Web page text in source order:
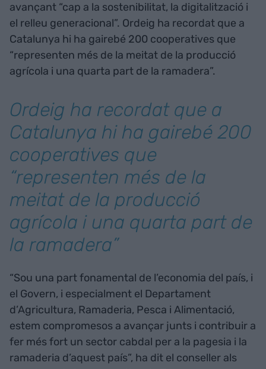
avançant “cap a la sostenibilitat, la digitalització i
el relleu generacional”. Ordeig ha recordat que a
Catalunya hi ha gairebé 200 cooperatives que
“representen més de la meitat de la producció
agrícola i una quarta part de la ramadera”.
Ordeig ha recordat que a
Catalunya hi ha gairebé 200
cooperatives que
“representen més de la
meitat de la producció
agrícola i una quarta part de
la ramadera”
“Sou una part fonamental de l’economia del país, i
el Govern, i especialment el Departament
d’Agricultura, Ramaderia, Pesca i Alimentació,
estem compromesos a avançar junts i contribuir a
fer més fort un sector cabdal per a la pagesia i la
ramaderia d’aquest país”, ha dit el conseller als